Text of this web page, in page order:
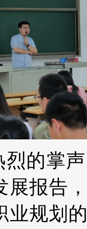
的掌
展报告
业规划